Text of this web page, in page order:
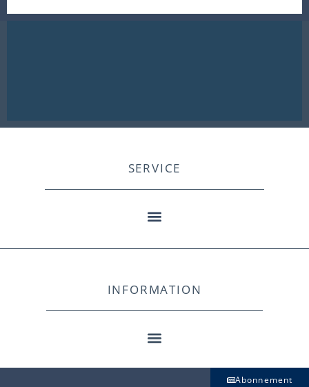
SERVICE
INFORMATION
Abonnement